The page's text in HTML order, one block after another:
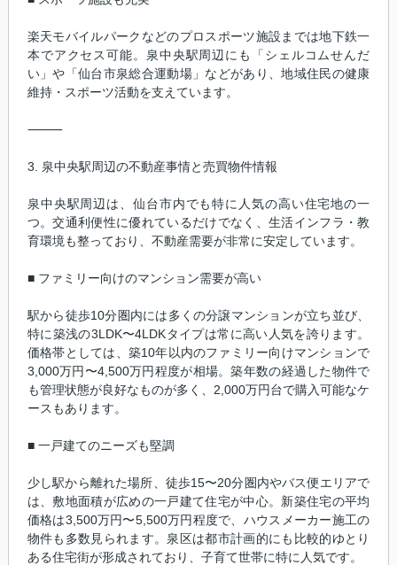
楽天モバイルパークなどのプロスポーツ施設までは地下鉄一
本でアクセス可能。泉中央駅周辺にも「シェルコムせんだ
い」や「仙台市泉総合運動場」などがあり、地域住民の健康
維持・スポーツ活動を支えています。
⸻
3. 泉中央駅周辺の不動産事情と売買物件情報
泉中央駅周辺は、仙台市内でも特に人気の高い住宅地の一
つ。交通利便性に優れているだけでなく、生活インフラ・教
育環境も整っており、不動産需要が非常に安定しています。
■ ファミリー向けのマンション需要が高い
駅から徒歩10分圏内には多くの分譲マンションが立ち並び、
特に築浅の3LDK〜4LDKタイプは常に高い人気を誇ります。
価格帯としては、築10年以内のファミリー向けマンションで
3,000万円〜4,500万円程度が相場。築年数の経過した物件で
も管理状態が良好なものが多く、2,000万円台で購入可能なケ
ースもあります。
■ 一戸建てのニーズも堅調
少し駅から離れた場所、徒歩15〜20分圏内やバス便エリアで
は、敷地面積が広めの一戸建て住宅が中心。新築住宅の平均
価格は3,500万円〜5,500万円程度で、ハウスメーカー施工の
物件も多数見られます。泉区は都市計画的にも比較的ゆとり
ある住宅街が形成されており、子育て世帯に特に人気です。